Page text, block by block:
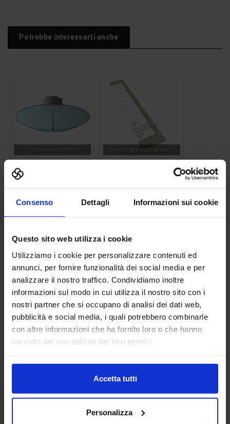
Consenso Dettagli Informazioni sui cookie
Questo sito web utilizza i cookie
Utilizziamo i cookie per personalizzare contenuti ed
annunci, per fornire funzionalità dei social media e per
analizzare il nostro traffico. Condividiamo inoltre
informazioni sul modo in cui utilizza il nostro sito con i
nostri partner che si occupano di analisi dei dati web,
pubblicità e social media, i quali potrebbero combinarle
con altre informazioni che ha fornito loro o che hanno
raccolto dal suo utilizzo dei loro servizi.
Accetta tutti
Personalizza
Potrebbe interessarti anche
Plafoniera soffitto Parcheggio auto disabili
Moto Harley Tavolo Ping Pong
Sedia
Categorie Blocchi CAD